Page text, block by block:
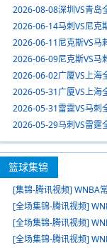
2026-08-08深圳VS青岛
2026-06-14马刺VS尼克
2026-06-11尼克斯VS马
2026-06-09尼克斯VS马
2026-06-02广厦VS上海
2026-05-31广厦VS上海
2026-05-31雷霆VS马刺
2026-05-29马刺VS雷霆
篮球集锦
[集锦-腾讯视频] WNBA
[全场集锦-腾讯视频]
[全场集锦-腾讯视频]
[全场集锦-腾讯视频]